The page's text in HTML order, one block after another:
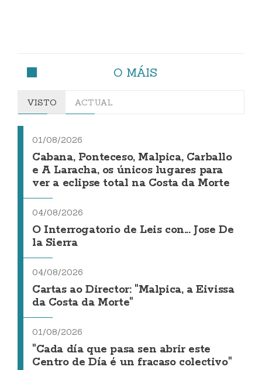
O MÁIS
VISTO ACTUAL
01/08/2026
Cabana, Ponteceso, Malpica, Carballo
e A Laracha, os únicos lugares para
ver a eclipse total na Costa da Morte
04/08/2026
O Interrogatorio de Leis con... Jose De
la Sierra
04/08/2026
Cartas ao Director: "Malpica, a Eivissa
da Costa da Morte"
01/08/2026
"Cada día que pasa sen abrir este
Centro de Día é un fracaso colectivo"